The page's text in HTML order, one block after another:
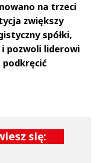
na trzeci
zwiększy
spółki,
pozwoli liderowi
podkręcić
się: